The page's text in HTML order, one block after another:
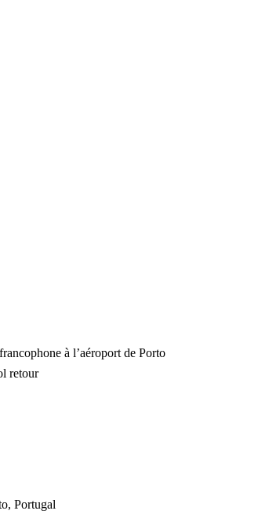
à l’aéroport de Porto
retour
Portugal